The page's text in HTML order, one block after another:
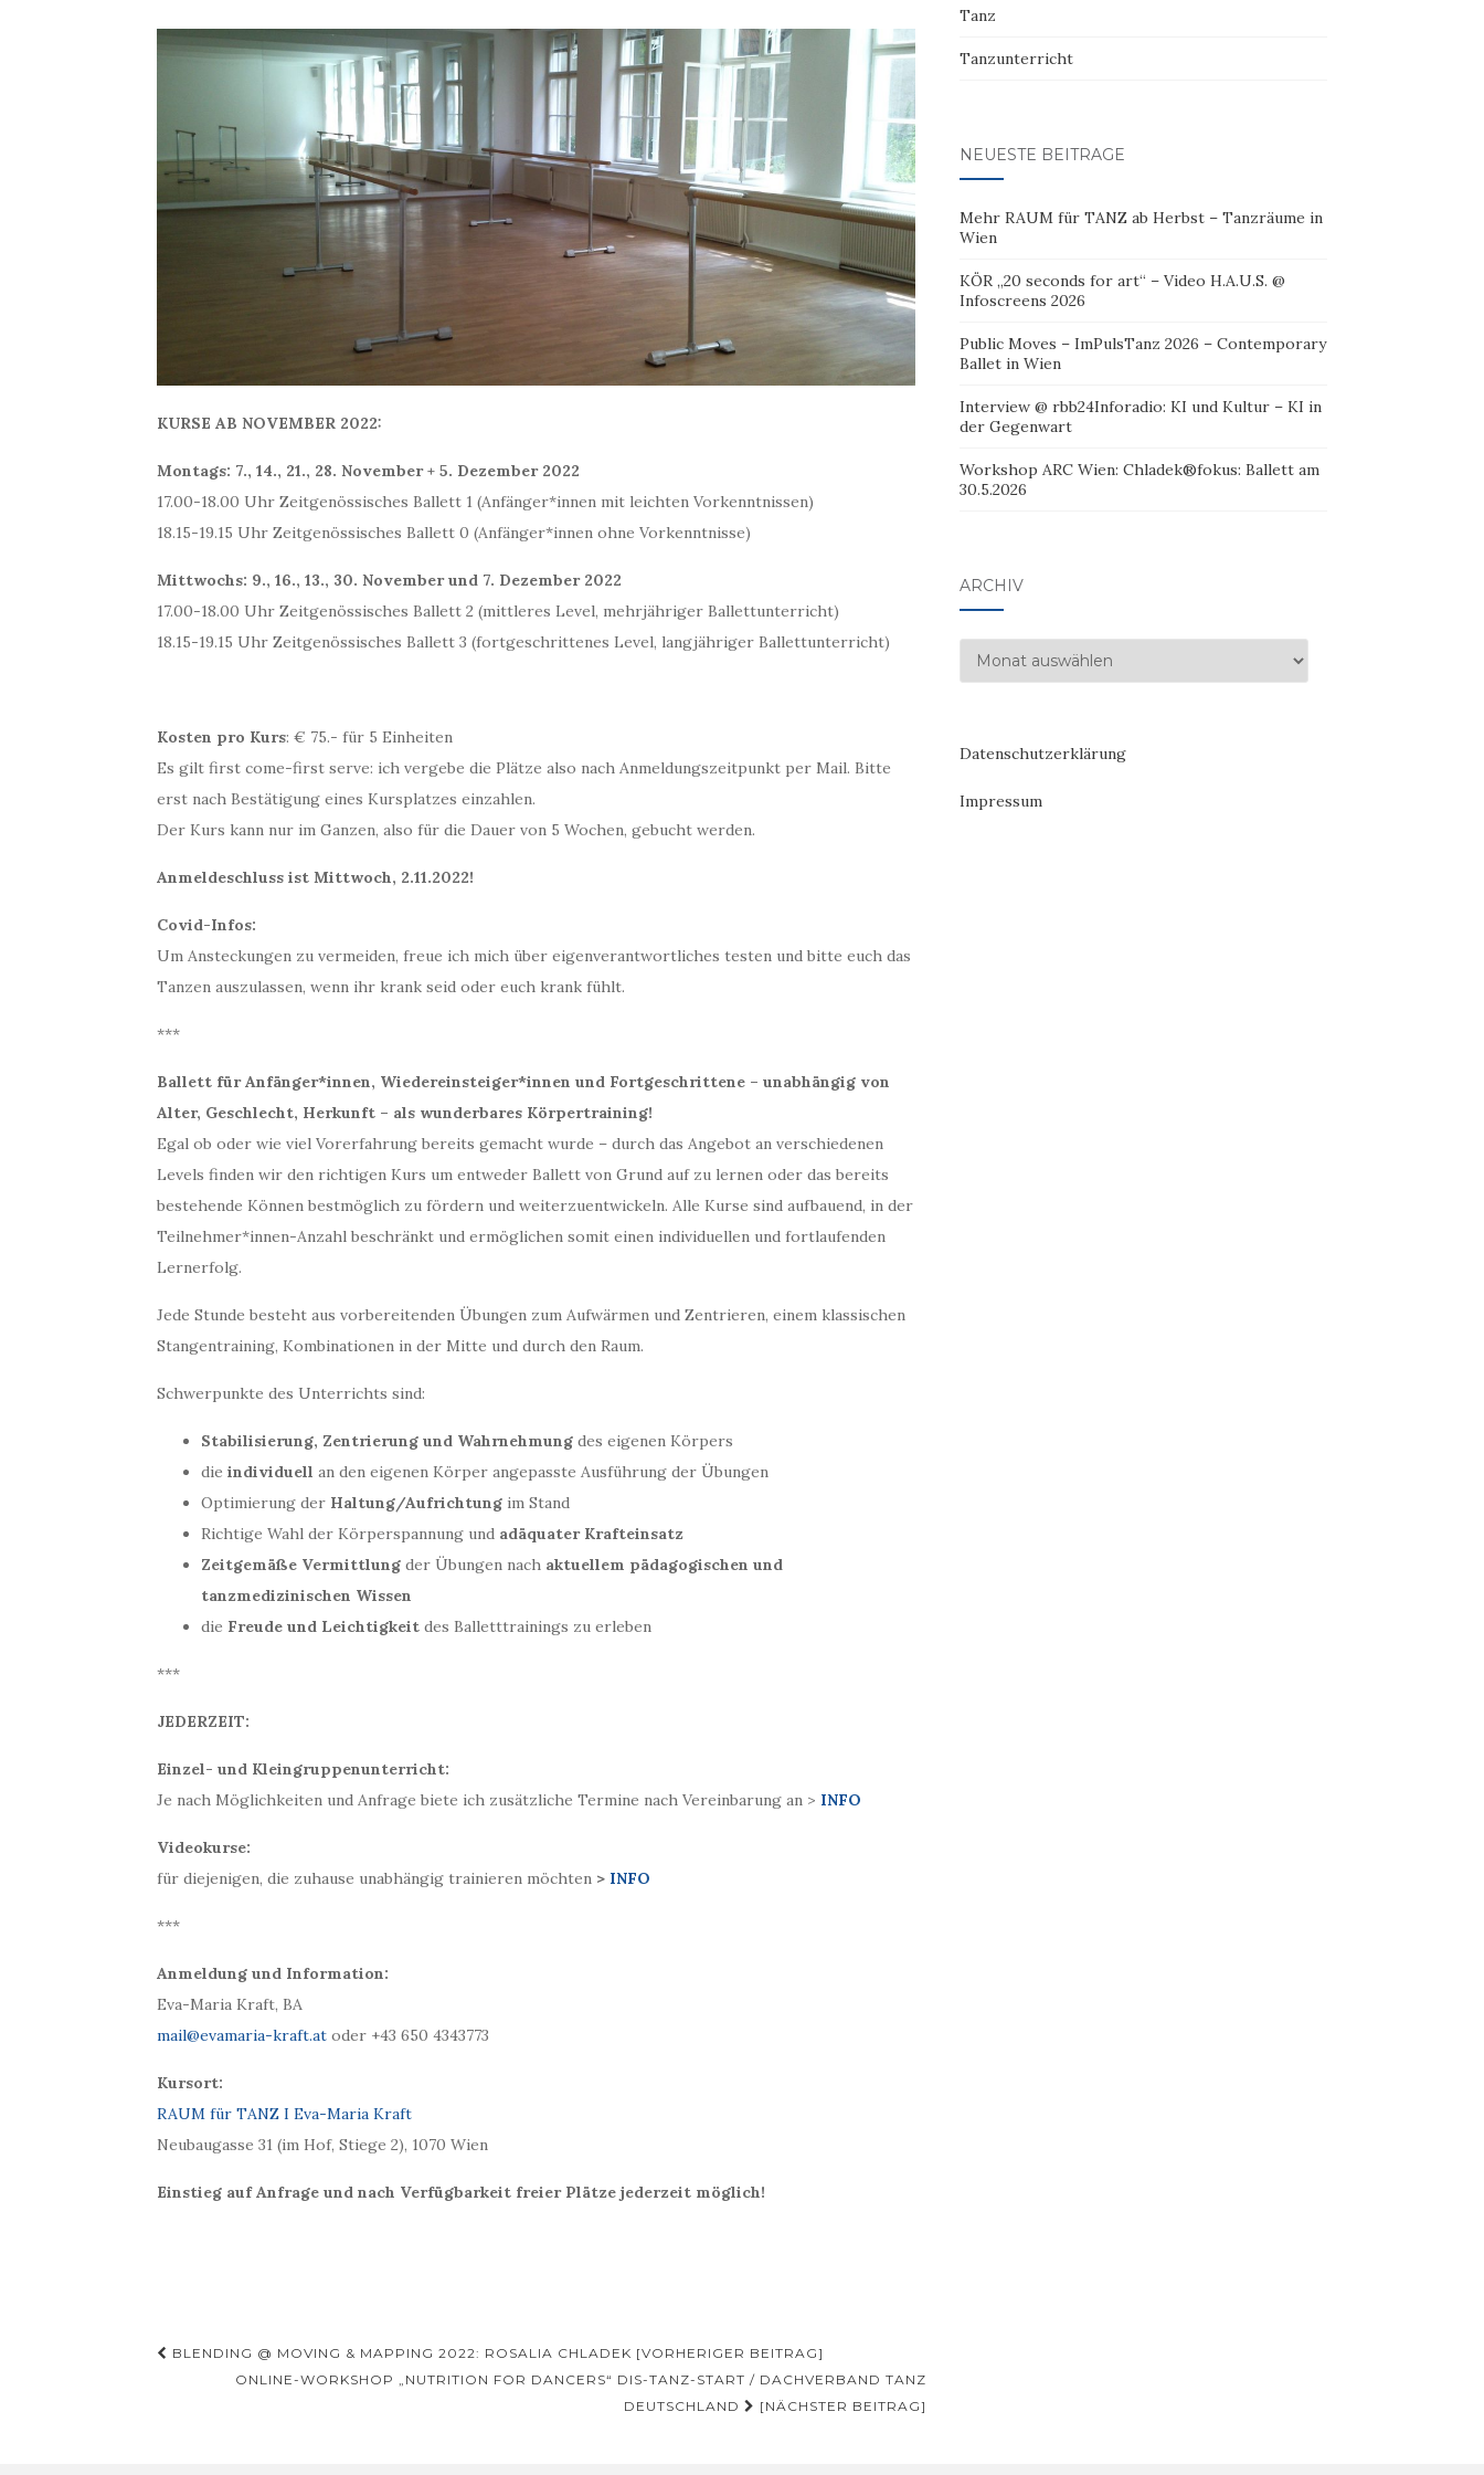
KURSE AB NOVEMBER 2022:
Montags: 7., 14., 21., 28. November + 5. Dezember 2022
17.00-18.00 Uhr Zeitgenössisches Ballett 1 (Anfänger*innen mit leichten Vorkenntnissen)
18.15-19.15 Uhr Zeitgenössisches Ballett 0 (Anfänger*innen ohne Vorkenntnisse)
Mittwochs: 9., 16., 13., 30. November und 7. Dezember 2022
17.00-18.00 Uhr Zeitgenössisches Ballett 2 (mittleres Level, mehrjähriger Ballettunterricht)
18.15-19.15 Uhr Zeitgenössisches Ballett 3 (fortgeschrittenes Level, langjähriger Ballettunterricht)
Kosten pro Kurs: € 75.- für 5 Einheiten
Es gilt first come-first serve: ich vergebe die Plätze also nach Anmeldungszeitpunkt per Mail. Bitte
erst nach Bestätigung eines Kursplatzes einzahlen.
Der Kurs kann nur im Ganzen, also für die Dauer von 5 Wochen, gebucht werden.
Anmeldeschluss ist Mittwoch, 2.11.2022!
Covid-Infos:
Um Ansteckungen zu vermeiden, freue ich mich über eigenverantwortliches testen und bitte euch das
Tanzen auszulassen, wenn ihr krank seid oder euch krank fühlt.
***
Ballett für Anfänger*innen, Wiedereinsteiger*innen und Fortgeschrittene – unabhängig von
Alter, Geschlecht, Herkunft – als wunderbares Körpertraining!
Egal ob oder wie viel Vorerfahrung bereits gemacht wurde – durch das Angebot an verschiedenen
Levels finden wir den richtigen Kurs um entweder Ballett von Grund auf zu lernen oder das bereits
bestehende Können bestmöglich zu fördern und weiterzuentwickeln. Alle Kurse sind aufbauend, in der
Teilnehmer*innen-Anzahl beschränkt und ermöglichen somit einen individuellen und fortlaufenden
Lernerfolg.
Jede Stunde besteht aus vorbereitenden Übungen zum Aufwärmen und Zentrieren, einem klassischen
Stangentraining, Kombinationen in der Mitte und durch den Raum.
Schwerpunkte des Unterrichts sind:
Stabilisierung, Zentrierung und Wahrnehmung des eigenen Körpers
die individuell an den eigenen Körper angepasste Ausführung der Übungen
Optimierung der Haltung/Aufrichtung im Stand
Richtige Wahl der Körperspannung und adäquater Krafteinsatz
Zeitgemäße Vermittlung der Übungen nach aktuellem pädagogischen und
tanzmedizinischen Wissen
die Freude und Leichtigkeit des Balletttrainings zu erleben
***
JEDERZEIT:
Einzel- und Kleingruppenunterricht:
Je nach Möglichkeiten und Anfrage biete ich zusätzliche Termine nach Vereinbarung an > INFO
Videokurse:
für diejenigen, die zuhause unabhängig trainieren möchten > INFO
***
Anmeldung und Information:
Eva-Maria Kraft, BA
mail@evamaria-kraft.at oder +43 650 4343773
Kursort:
RAUM für TANZ I Eva-Maria Kraft
Neubaugasse 31 (im Hof, Stiege 2), 1070 Wien
Einstieg auf Anfrage und nach Verfügbarkeit freier Plätze jederzeit möglich!
Beitragsnavigation
BLENDING @ MOVING & MAPPING 2022: ROSALIA CHLADEK [VORHERIGER BEITRAG]
ONLINE-WORKSHOP „NUTRITION FOR DANCERS“ DIS-TANZ-START / DACHVERBAND TANZ
DEUTSCHLAND
[NÄCHSTER BEITRAG]
Tanz
Tanzunterricht
NEUESTE BEITRÄGE
Mehr RAUM für TANZ ab Herbst – Tanzräume in
Wien
KÖR „20 seconds for art“ – Video H.A.U.S. @
Infoscreens 2026
Public Moves – ImPulsTanz 2026 – Contemporary
Ballet in Wien
Interview @ rbb24Inforadio: KI und Kultur – KI in
der Gegenwart
Workshop ARC Wien: Chladek®fokus: Ballett am
30.5.2026
ARCHIV
Archiv
Datenschutzerklärung
Impressum